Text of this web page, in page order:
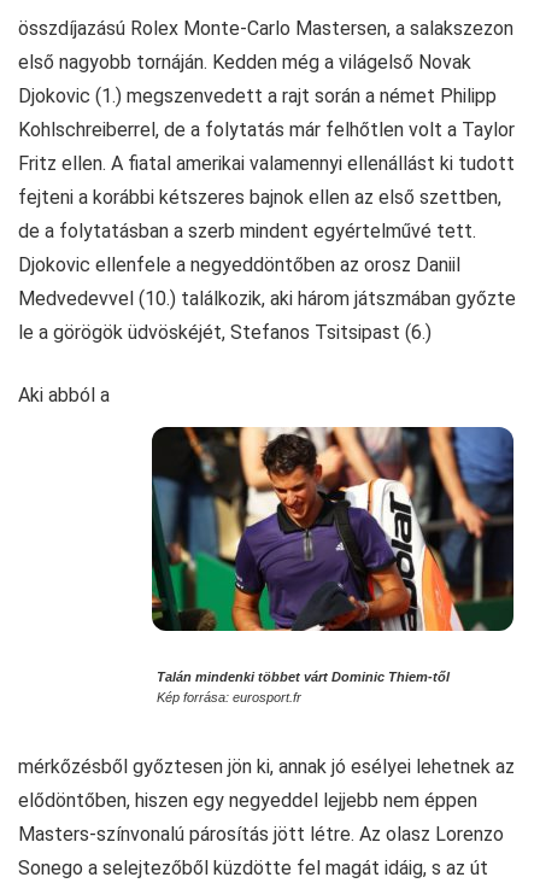
összdíjazású Rolex Monte-Carlo Mastersen, a salakszezon
első nagyobb tornáján. Kedden még a világelső Novak
Djokovic (1.) megszenvedett a rajt során a német Philipp
Kohlschreiberrel, de a folytatás már felhőtlen volt a Taylor
Fritz ellen. A fiatal amerikai valamennyi ellenállást ki tudott
fejteni a korábbi kétszeres bajnok ellen az első szettben,
de a folytatásban a szerb mindent egyértelművé tett.
Djokovic ellenfele a negyeddöntőben az orosz Daniil
Medvedevvel (10.) találkozik, aki három játszmában győzte
le a görögök üdvöskéjét, Stefanos Tsitsipast (6.)
Talán mindenki többet várt Dominic Thiem-től
Kép forrása: eurosport.fr
Aki abból a
mérkőzésből győztesen jön ki, annak jó esélyei lehetnek az
elődöntőben, hiszen egy negyeddel lejjebb nem éppen
Masters-színvonalú párosítás jött létre. Az olasz Lorenzo
Sonego a selejtezőből küzdötte fel magát idáig, s az út